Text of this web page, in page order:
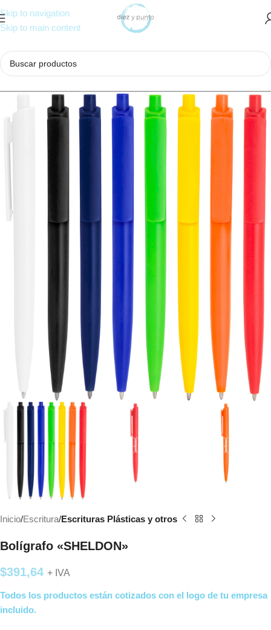
Skip to navigation
Skip to main content
Inicio Escritura Escrituras Plásticas y otros
Bolígrafo «SHELDON»
$391,64 + IVA
Todos los productos están cotizados con el logo de tu empresa
incluido.